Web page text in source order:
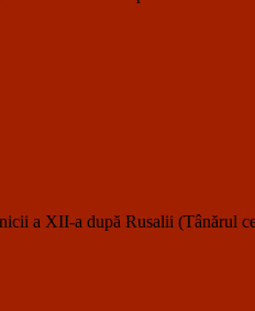
XII-a după Rusalii (Tânărul cel